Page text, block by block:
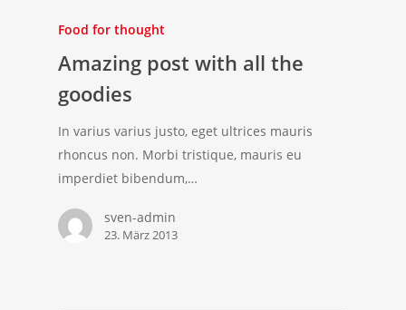
Food for thought
Amazing post with all the
goodies
In varius varius justo, eget ultrices mauris
rhoncus non. Morbi tristique, mauris eu
imperdiet bibendum,…
sven-admin
23. März 2013